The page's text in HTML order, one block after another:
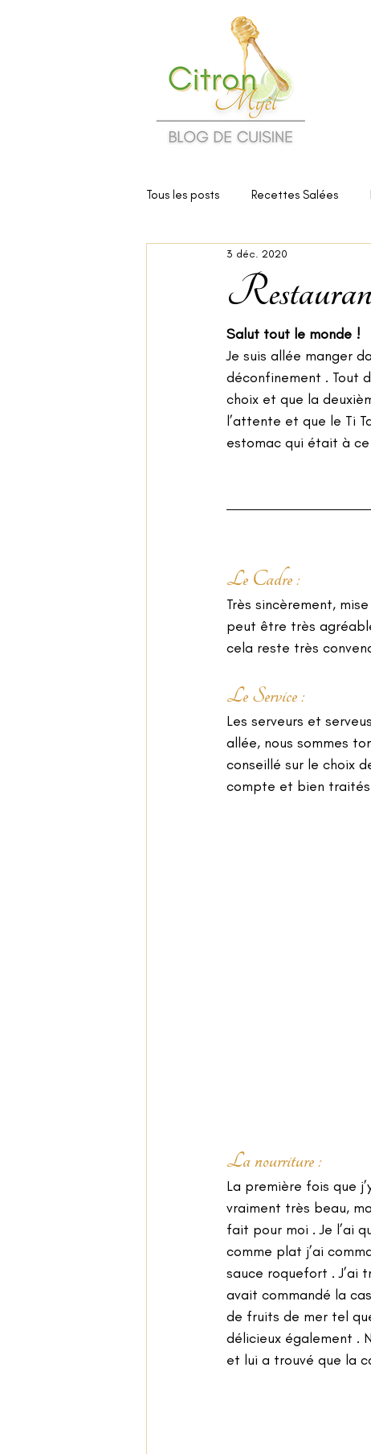
Tous les posts Recettes Salées
Cuisine et Santé
3 déc. 2020
Salut tout le monde !
Je suis allée manger
déconfinement . Tout
choix et que la
l’attente et que le Ti
estomac qui était à
Le Cadre :
Très sincèrement,
peut être très
cela reste très
Le Service :
Les serveurs et
allée, nous sommes
conseillé sur le choix
compte et bien
La nourriture :
La première fois que
vraiment très beau,
fait pour moi . Je l’ai
comme plat j’ai
sauce roquefort . J’ai
avait commandé la
de fruits de mer tel
délicieux également .
et lui a trouvé que la